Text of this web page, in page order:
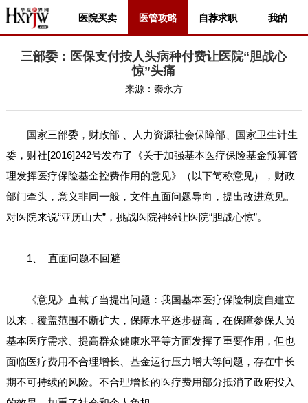
医院买卖 医管攻略 自荐求职 我的
三部委：医保支付按人头病种付费让医院“胆战心
惊”头痛
来源： 秦永方
国家三部委，财政部 、人力资源社会保障部、国家卫生计生
委，财社[2016]242号发布了《关于加强基本医疗保险基金预算管
理发挥医疗保险基金控费作用的意见》（以下简称意见），财政
部门牵头，意义非同一般，文件直面问题导向，提出改进意见。
对医院来说“亚历山大”，挑战医院神经让医院“胆战心惊”。
1、 直面问题不回避
《意见》直截了当提出问题：我国基本医疗保险制度自建立
以来，覆盖范围不断扩大，保障水平逐步提高，在保障参保人员
基本医疗需求、提高群众健康水平等方面发挥了重要作用，但也
面临医疗费用不合理增长、基金运行压力增大等问题，存在中长
期不可持续的风险。不合理增长的医疗费用部分抵消了政府投入